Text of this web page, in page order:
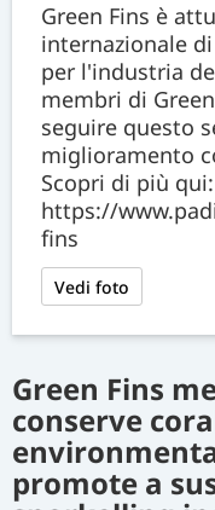
Green Fins è
internazionale
per l'industria
membri di
seguire questo
miglioramento
Scopri di più qui:
https://
fins
Vedi foto
Green Fins
conserve
promote a